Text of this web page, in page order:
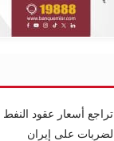
تراجع أسعار عقود النفط
لضربات على إيران